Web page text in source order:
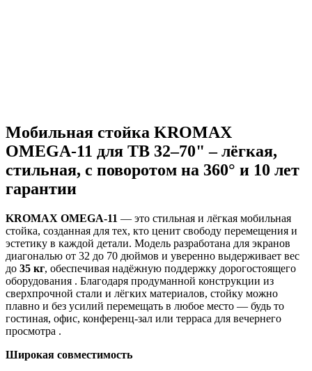
Мобильная стойка KROMAX
OMEGA-11 для ТВ 32–70" – лёгкая,
стильная, с поворотом на 360° и 10 лет
гарантии
KROMAX OMEGA-11 — это стильная и лёгкая мобильная
стойка, созданная для тех, кто ценит свободу перемещения и
эстетику в каждой детали. Модель разработана для экранов
диагональю от 32 до 70 дюймов и уверенно выдерживает вес
до 35 кг, обеспечивая надёжную поддержку дорогостоящего
оборудования . Благодаря продуманной конструкции из
сверхпрочной стали и лёгких материалов, стойку можно
плавно и без усилий перемещать в любое место — будь то
гостиная, офис, конференц-зал или терраса для вечернего
просмотра .
Широкая совместимость